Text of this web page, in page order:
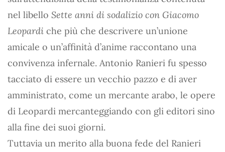
nel libello Sette anni di sodalizio con Giacomo
Leopardi che più che descrivere un’unione
amicale o un’affinità d’anime raccontano una
convivenza infernale. Antonio Ranieri fu spesso
tacciato di essere un vecchio pazzo e di aver
amministrato, come un mercante arabo, le opere
di Leopardi mercanteggiando con gli editori sino
alla fine dei suoi giorni.
Tuttavia un merito alla buona fede del Ranieri